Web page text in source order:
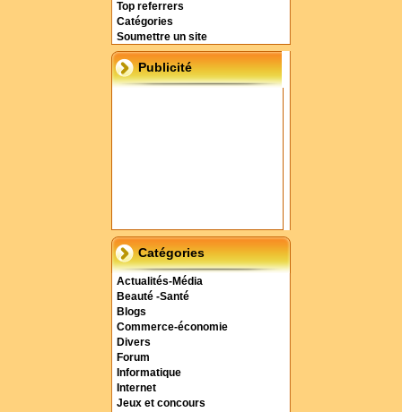
Top referrers
Catégories
Soumettre un site
Publicité
Catégories
Actualités-Média
Beauté -Santé
Blogs
Commerce-économie
Divers
Forum
Informatique
Internet
Jeux et concours